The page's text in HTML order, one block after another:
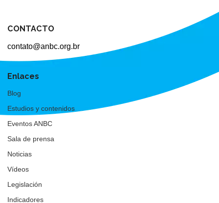
CONTACTO
contato@anbc.org.br
Enlaces
Blog
Estudios y contenidos
Eventos ANBC
Sala de prensa
Noticias
Vídeos
Legislación
Indicadores